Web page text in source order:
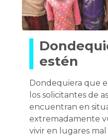
estén
Dondequiera que
los solicitantes de
encuentran en
extremadamente
vivir en lugares